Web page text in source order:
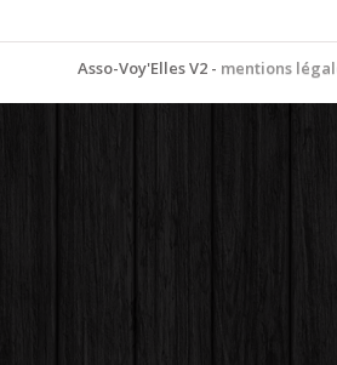
Asso-Voy'Elles V2 - mentions